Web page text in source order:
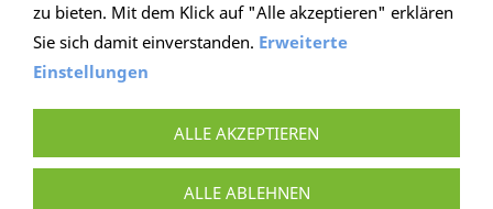
BONUSPROGRAMM
COOKIE KONTROLLE
VERTRAG WIDERRUFEN
zu bieten. Mit dem Klick auf "Alle akzeptieren" erklären
Sie sich damit einverstanden. Erweiterte
Einstellungen
ALLE AKZEPTIEREN
ALLE ABLEHNEN